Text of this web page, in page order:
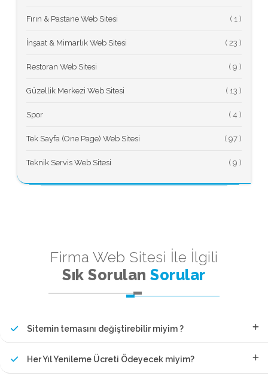
Fırın & Pastane Web Sitesi (
İnşaat & Mimarlık Web Sitesi (
Restoran Web Sitesi (
Güzellik Merkezi Web Sitesi (
Spor (
Tek Sayfa (One Page) Web Sitesi (
Teknik Servis Web Sitesi (
Firma Web Sitesi İle İlgili
Sık SorulanSorular
Sitemin temasını değiştirebilir miyim ?
Her Yıl Yenileme Ücreti Ödeyecek miyim?